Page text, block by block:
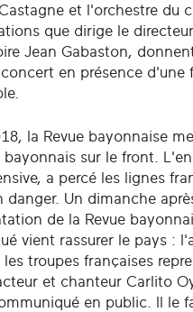
et l'orchestre du
que dirige le
Jean Gabaston,
en présence d'une
la Revue bayonnaise
bayonnais sur le front.
a percé les lignes
danger. Un dimanche
de la Revue
vient rassurer le pays :
les troupes françaises
et chanteur Carlito
en public. Il le